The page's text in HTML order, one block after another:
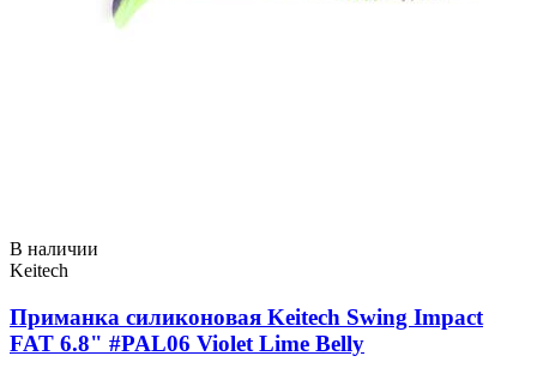
В наличии
Keitech
Приманка силиконовая Keitech Swing Impact
FAT 6.8" #PAL06 Violet Lime Belly